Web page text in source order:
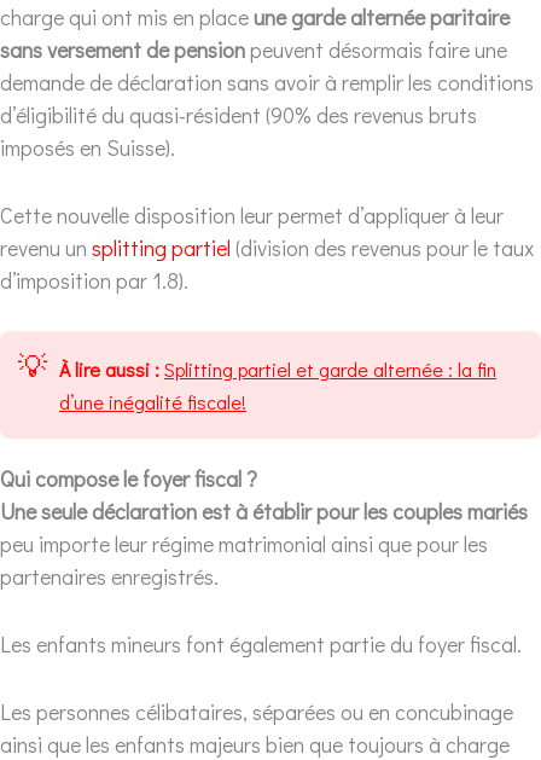
charge qui ont mis en placeune garde alternée paritaire
sans versement de pensionpeuvent désormais faire une
demande de déclaration sans avoir à remplir les conditions
d’éligibilité du quasi-résident (90% des revenus bruts
imposés en Suisse).
Cette nouvelle disposition leur permet d’appliquer à leur
revenu un splitting partiel (division des revenus pour le taux
d’imposition par 1.8).
💡 À lire aussi :Splitting partiel et garde alternée : la fin
d’une inégalité fiscale!
Qui compose le foyer fiscal ?
Une seule déclaration est à établir pour les couples mariés
peu importe leur régime matrimonial ainsi que pour les
partenaires enregistrés.
Les enfants mineurs font également partie du foyer fiscal.
Les personnes célibataires, séparées ou en concubinage
ainsi que les enfants majeurs bien que toujours à charge